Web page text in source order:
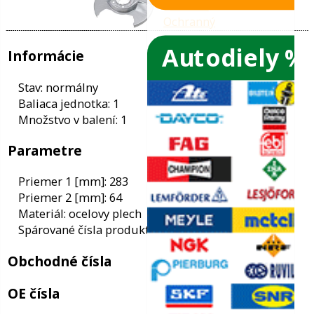
oleja
Autodiely %